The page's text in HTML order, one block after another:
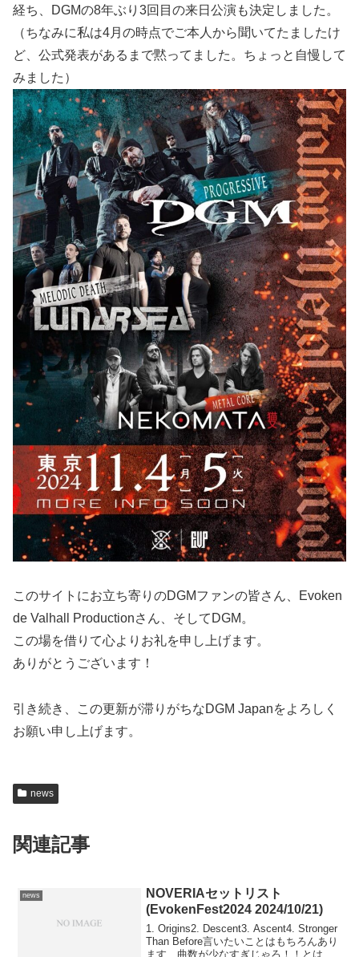
経ち、DGMの8年ぶり3回目の来日公演も決定しました。
（ちなみに私は4月の時点でご本人から聞いてたましたけ
ど、公式発表があるまで黙ってました。ちょっと自慢して
みました）
このサイトにお立ち寄りのDGMファンの皆さん、Evoken
de Valhall Productionさん、そしてDGM。
この場を借りて心よりお礼を申し上げます。
ありがとうございます！
引き続き、この更新が滞りがちなDGM Japanをよろしく
お願い申し上げます。
news
関連記事
news
NOVERIAセットリスト
(EvokenFest2024 2024/10/21)
1. Origins2. Descent3. Ascent4. Stronger
Than Before言いたいことはもちろんあり
ます、曲数が少なすぎじゃろ！！とはい